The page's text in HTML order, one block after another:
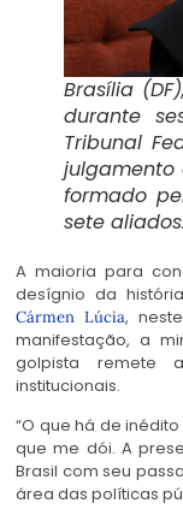
Brasília
durante
Tribunal
julgamento
formado
sete
A maioria para
desígnio da
Cármen Lúcia,
manifestação, a
golpista remete
institucionais.
“O que há de
que me dói. A
Brasil com seu
área das políticas